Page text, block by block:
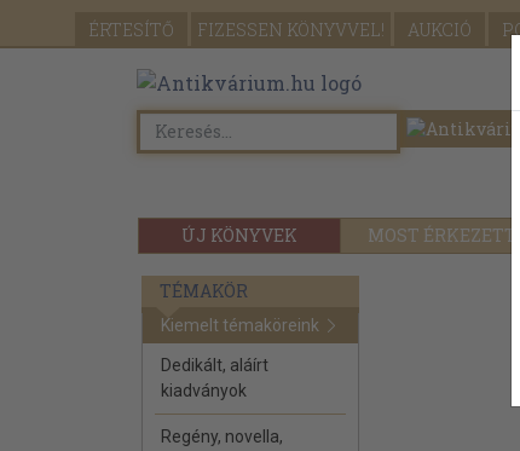
ÉRTESÍTŐ FIZESSEN KÖNYVVEL! AUKCIÓ
ÚJ KÖNYVEK MOST ÉRKEZETT
TÉMAKÖR
Kiemelt témaköreink
Dedikált, aláírt
kiadványok
Regény, novella,